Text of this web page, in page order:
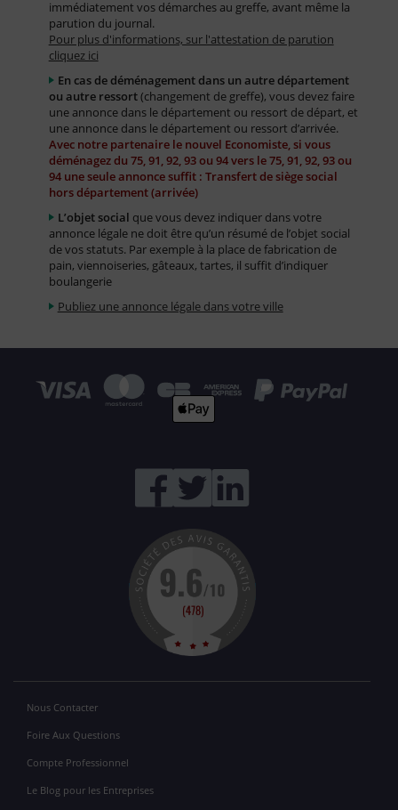
immédiatement vos démarches au greffe, avant même la
parution du journal.
Pour plus d'informations, sur l'attestation de parution
cliquez ici
En cas de déménagement dans un autre département
ou autre ressort(changement de greffe), vous devez faire
une annonce dans le département ou ressort de départ, et
une annonce dans le département ou ressort d’arrivée.
Avec notre partenaire le nouvel Economiste, si vous
déménagez du 75, 91, 92, 93 ou 94 vers le 75, 91, 92, 93 ou
94 une seule annonce suffit : Transfert de siège social
hors département (arrivée)
L’objet social que vous devez indiquer dans votre
annonce légale ne doit être qu’un résumé de l’objet social
de vos statuts. Par exemple à la place de fabrication de
pain, viennoiseries, gâteaux, tartes, il suffit d’indiquer
boulangerie
Publiez une annonce légale dans votre ville
Nous Contacter
Foire Aux Questions
Compte Professionnel
Le Blog pour les Entreprises